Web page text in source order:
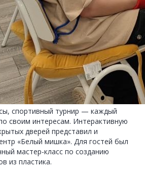
спортивный турнир — каждый
своим интересам. Интерактивную
дверей представил и
«Белый мишка». Для гостей был
мастер-класс по созданию
из пластика.